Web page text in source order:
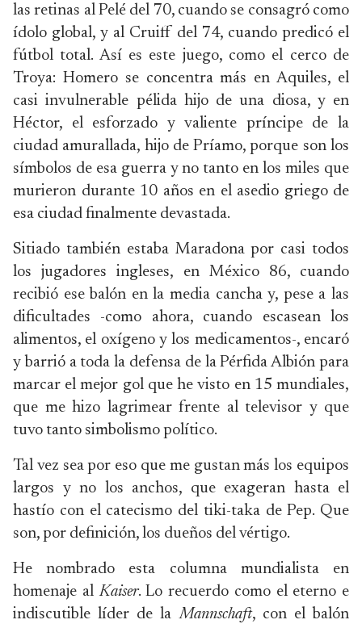
las retinas al Pelé del 70, cuando se consagró como
ídolo global, y al Cruiff del 74, cuando predicó el
fútbol total. Así es este juego, como el cerco de
Troya: Homero se concentra más en Aquiles, el
casi invulnerable pélida hijo de una diosa, y en
Héctor, el esforzado y valiente príncipe de la
ciudad amurallada, hijo de Príamo, porque son los
símbolos de esa guerra y no tanto en los miles que
murieron durante 10 años en el asedio griego de
esa ciudad finalmente devastada.
Sitiado también estaba Maradona por casi todos
los jugadores ingleses, en México 86, cuando
recibió ese balón en la media cancha y, pese a las
dificultades -como ahora, cuando escasean los
alimentos, el oxígeno y los medicamentos-, encaró
y barrió a toda la defensa de la Pérfida Albión para
marcar el mejor gol que he visto en 15 mundiales,
que me hizo lagrimear frente al televisor y que
tuvo tanto simbolismo político.
Tal vez sea por eso que me gustan más los equipos
largos y no los anchos, que exageran hasta el
hastío con el catecismo del tiki-taka de Pep. Que
son, por definición, los dueños del vértigo.
He nombrado esta columna mundialista en
homenaje alKaiser. Lo recuerdo como el eterno e
indiscutible líder de laMannschaft, con el balón